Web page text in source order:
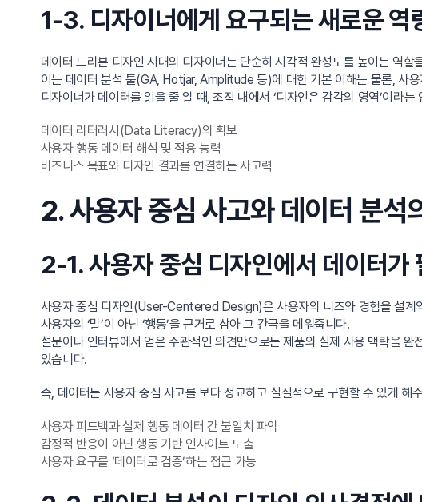
1-3. 디자이너에게 요구되는 새로운 역
데이터 드리븐 디자인 시대의 디자이너는 단순히 시각적 완성도를 높이는 역
이는 데이터 분석 툴(GA, Hotjar, Amplitude 등)에 대한 기본 이해는 물론, 사
디자이너가 데이터를 읽을 줄 알 때, 조직 내에서 ‘디자인은 감각의 영역’이라
데이터 리터러시(Data Literacy)의 확보
사용자 행동 데이터 해석 및 적용 능력
비즈니스 목표와 디자인 결과를 연결하는 사고력
2. 사용자 중심 사고와 데이터 분석
2-1. 사용자 중심 디자인에서 데이터가
사용자 중심 디자인(User-Centered Design)은 사용자의 니즈와 경험을 설계
사용자의 ‘말’이 아닌 ‘행동’을 근거로 삼아 그 간극을 메워줍니다.
설문이나 인터뷰에서 얻은 주관적인 의견만으로는 제품의 실제 사용 맥락을
있습니다.
즉, 데이터는 사용자 중심 사고를 보다 정교하고 실질적으로 구현할 수 있게
사용자 피드백과 실제 행동 데이터 간 불일치 파악
감정적 반응이 아닌 행동 기반 인사이트 도출
사용자 요구를 ‘데이터로 검증’하는 접근 가능